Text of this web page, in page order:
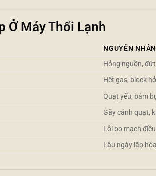
Ở Máy Thổi Lạnh
NGUYÊN
Hỏng nguồn,
Hết gas, block
Quạt yếu, bám
Gãy cánh quạt,
Lỗi bo mạch
Lâu ngày lão